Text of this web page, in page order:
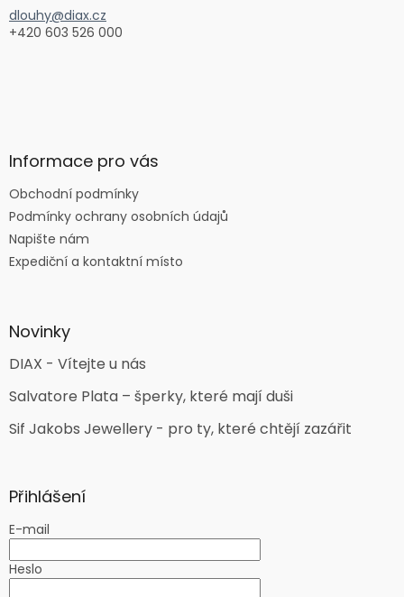
dlouhy@diax.cz
+420 603 526 000
Informace pro vás
Obchodní podmínky
Podmínky ochrany osobních údajů
Napište nám
Expediční a kontaktní místo
Novinky
DIAX - Vítejte u nás
Salvatore Plata – šperky, které mají duši
Sif Jakobs Jewellery - pro ty, které chtějí zazářit
Přihlášení
E-mail
Heslo